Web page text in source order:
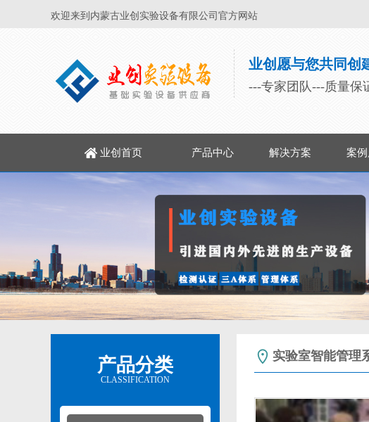
欢迎来到内蒙古业创实验设备有限公司官方网站
业创愿与您共同创
---专家团队---质量保
业创首页 产品中心 解决方案 案
产品分类
CLASSIFICATION
实验室智能管理